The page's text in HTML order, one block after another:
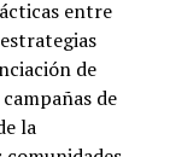
entre
de
de
la